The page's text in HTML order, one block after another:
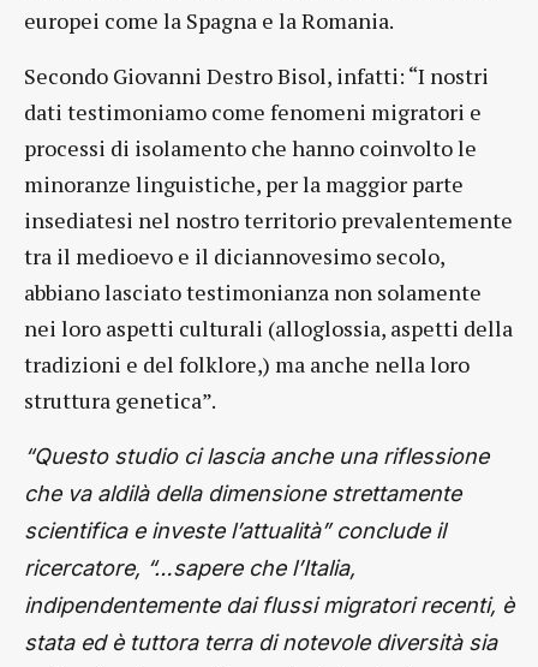
europei come la Spagna e la Romania.
Secondo Giovanni Destro Bisol, infatti: “I nostri
dati testimoniamo come fenomeni migratori e
processi di isolamento che hanno coinvolto le
minoranze linguistiche, per la maggior parte
insediatesi nel nostro territorio prevalentemente
tra il medioevo e il diciannovesimo secolo,
abbiano lasciato testimonianza non solamente
nei loro aspetti culturali (alloglossia, aspetti della
tradizioni e del folklore,) ma anche nella loro
struttura genetica”.
“Questo studio ci lascia anche una riflessione
che va aldilà della dimensione strettamente
scientifica e investe l’attualità” conclude il
ricercatore, “…sapere che l’Italia,
indipendentemente dai flussi migratori recenti, è
stata ed è tuttora terra di notevole diversità sia